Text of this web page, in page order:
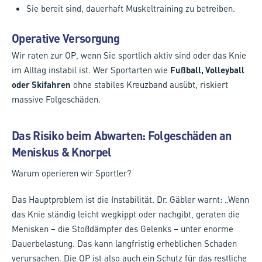
Sie bereit sind, dauerhaft Muskeltraining zu betreiben.
Operative Versorgung
Wir raten zur OP, wenn Sie sportlich aktiv sind oder das Knie
im Alltag instabil ist. Wer Sportarten wie Fußball, Volleyball
oder Skifahren ohne stabiles Kreuzband ausübt, riskiert
massive Folgeschäden.
Das Risiko beim Abwarten: Folgeschäden an
Meniskus & Knorpel
Warum operieren wir Sportler?
Das Hauptproblem ist die Instabilität. Dr. Gäbler warnt: „Wenn
das Knie ständig leicht wegkippt oder nachgibt, geraten die
Menisken – die Stoßdämpfer des Gelenks – unter enorme
Dauerbelastung. Das kann langfristig erheblichen Schaden
verursachen. Die OP ist also auch ein Schutz für das restliche